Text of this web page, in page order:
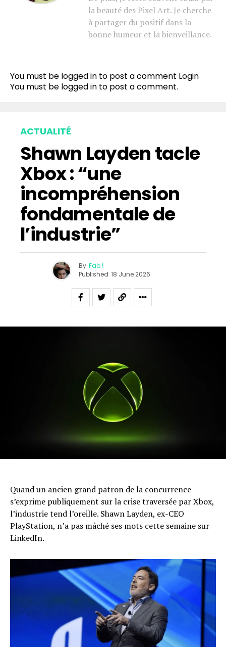
la beauté des Pixel Art. Je cherche
à partager du positif dans la
bonne humeur et la bienveillance.
You must be logged in to post a comment Login
You must be logged in to post a comment.
ACTUALITÉ
Shawn Layden tacle
Xbox : “une
incompréhension
fondamentale de
l’industrie”
By Fab !
Published 18 June 2026
Quand un ancien grand patron de la concurrence
s’exprime publiquement sur la crise traversée par Xbox,
l’industrie tend l’oreille. Shawn Layden, ex-CEO
PlayStation, n’a pas mâché ses mots cette semaine sur
LinkedIn.